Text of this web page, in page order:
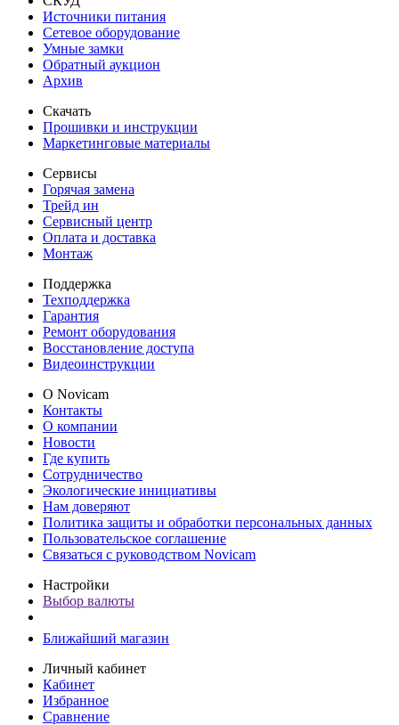
Источники питания
Сетевое оборудование
Умные замки
Обратный аукцион
Архив
Скачать
Прошивки и инструкции
Маркетинговые материалы
Сервисы
Горячая замена
Трейд ин
Сервисный центр
Оплата и доставка
Монтаж
Поддержка
Техподдержка
Гарантия
Ремонт оборудования
Восстановление доступа
Видеоинструкции
О Novicam
Контакты
О компании
Новости
Где купить
Сотрудничество
Экологические инициативы
Нам доверяют
Политика защиты и обработки персональных данных
Пользовательское соглашение
Связаться с руководством Novicam
Настройки
Выбор валюты
Ближайший магазин
Личный кабинет
Кабинет
Избранное
Сравнение